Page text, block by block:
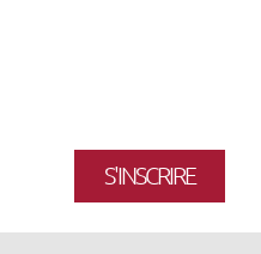
S'INSCRIRE